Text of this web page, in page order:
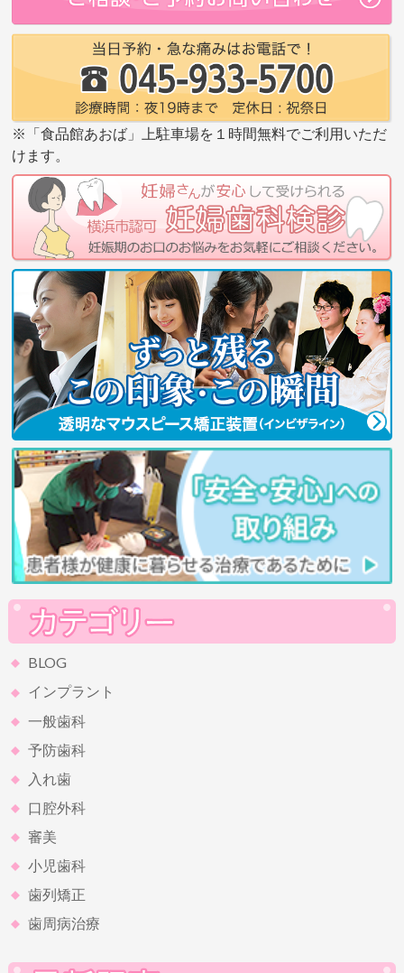
※「食品館あおば」上駐車場を１時間無料でご利用いただ
けます。
BLOG
インプラント
一般歯科
予防歯科
入れ歯
口腔外科
審美
小児歯科
歯列矯正
歯周病治療